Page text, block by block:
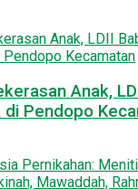
Anak,
di Pendopo